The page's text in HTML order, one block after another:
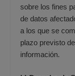
sobre los fines
de datos
a los que se
plazo previsto
información.